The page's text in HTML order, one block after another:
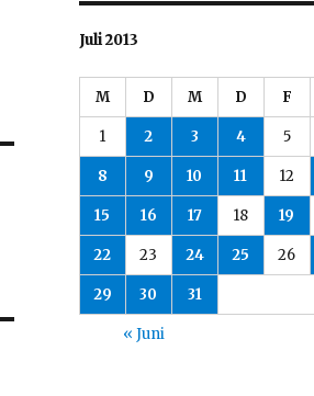
Juli 2013
M D M D F
1 2 3 4 5
8 9 10 11 12
15 16 17 18 19
22 23 24 25 26
29 30 31
« Juni